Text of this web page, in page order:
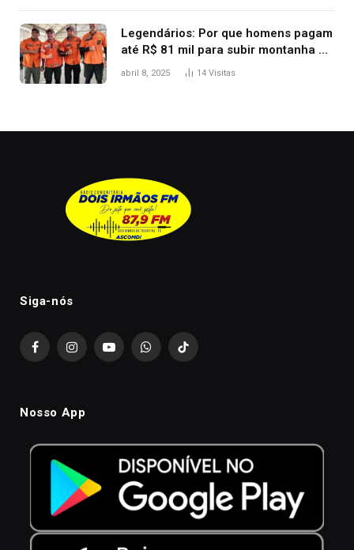
Legendários: Por que homens pagam
até R$ 81 mil para subir montanha e
melhorar casamento?
abril 8, 2025 14 Visitas
Siga-nós
FacebookInstagramYouTubeWhatsAppTikTok
Nosso App